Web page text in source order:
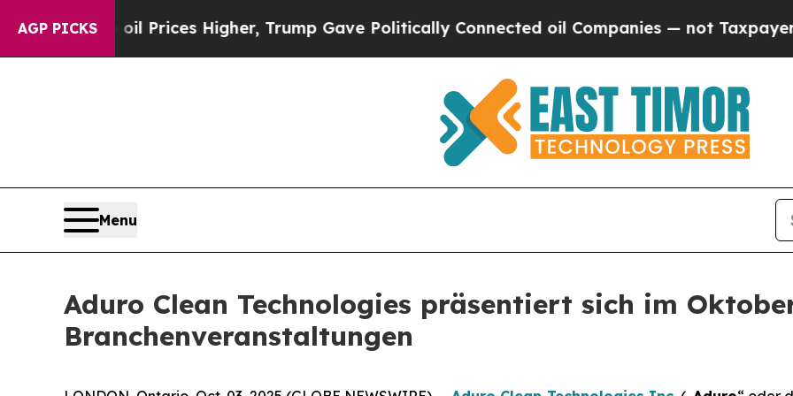
AGP PICKS
oil Prices Higher, Trump Gave Politically Connected oil Companies — not Taxpayers — the
Menu
Aduro Clean Technologies präsentiert sich im
Branchenveranstaltungen